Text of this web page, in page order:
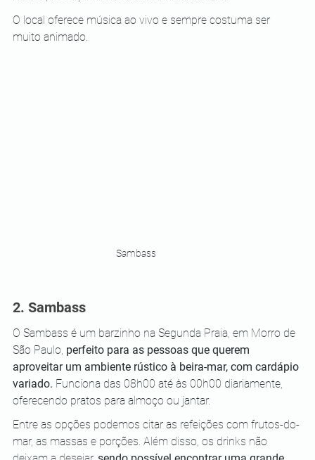
O local oferece música ao vivo e sempre costuma ser
muito animado.
Sambass
2. Sambass
O Sambass é um barzinho na Segunda Praia, em Morro de
São Paulo, perfeito para as pessoas que querem
aproveitar um ambiente rústico à beira-mar, com cardápio
variado. Funciona das 08h00 até às 00h00 diariamente,
oferecendo pratos para almoço ou jantar.
Entre as opções podemos citar as refeições com frutos-do-
mar, as massas e porções. Além disso, os drinks não